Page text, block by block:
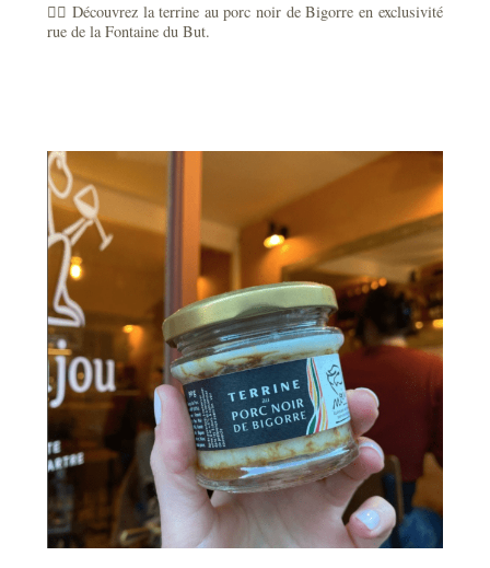
👉🏻 Découvrez la terrine au porc noir de Bigorre en exclusivité
rue de la Fontaine du But.